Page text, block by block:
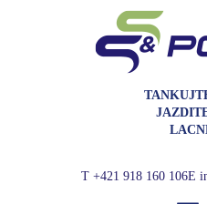
T +421 918 160 106E